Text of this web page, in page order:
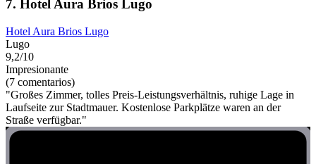
7. Hotel Aura Brios Lugo
Hotel Aura Brios Lugo
Lugo
9,2/10
Impresionante
(7 comentarios)
"Großes Zimmer, tolles Preis-Leistungsverhältnis, ruhige Lage in
Laufseite zur Stadtmauer. Kostenlose Parkplätze waren an der
Straße verfügbar."